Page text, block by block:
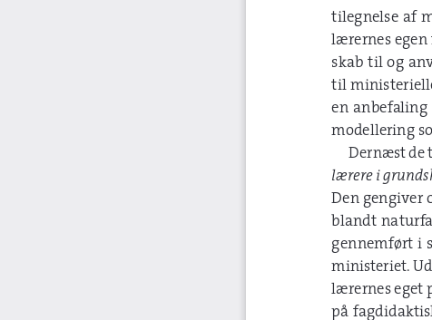
tilegnelse af
lærernes egen
skab til og
til
en
modellering
Dernæst de
lærere i
Den gengiver
blandt
gennemført i
ministeriet.
lærernes eget
på